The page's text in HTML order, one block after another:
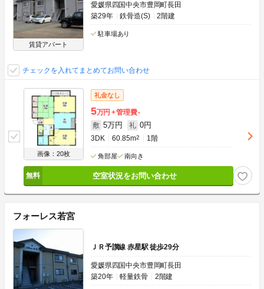
賃貸アパート
愛媛県四国中央市豊岡町長田
築29年
鉄骨造(S) 2階建
駐車場あり
チェックを入れてまとめてお問い合わせ
画像：20枚
礼金なし
5万円 管理費-
敷 5万円 礼 0円
3DK 60.85m2 1階
角部屋 南向き
空室状況をお問い合わせ
フォーレス若宮
ＪＲ予讃線 赤星駅 徒歩29分
愛媛県四国中央市豊岡町長田
築20年
軽量鉄骨 2階建